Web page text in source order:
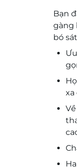
Bạn
gàng
bó
xa